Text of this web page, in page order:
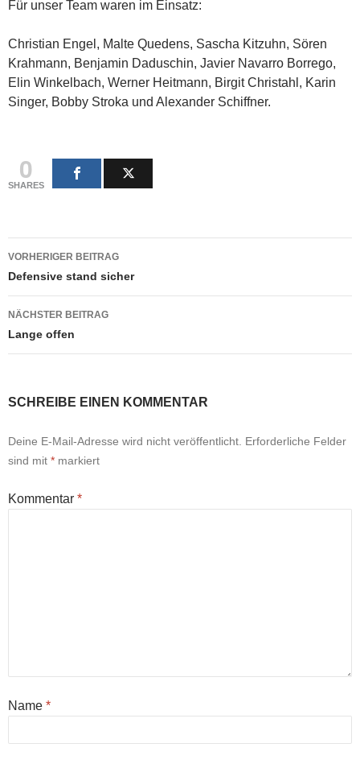
Für unser Team waren im Einsatz:
Christian Engel, Malte Quedens, Sascha Kitzuhn, Sören
Krahmann, Benjamin Daduschin, Javier Navarro Borrego,
Elin Winkelbach, Werner Heitmann, Birgit Christahl, Karin
Singer, Bobby Stroka und Alexander Schiffner.
0
SHARES
Beitragsnavigation
VORHERIGER BEITRAG
Defensive stand sicher
NÄCHSTER BEITRAG
Lange offen
SCHREIBE EINEN KOMMENTAR
Deine E-Mail-Adresse wird nicht veröffentlicht. Erforderliche Felder
sind mit * markiert
Kommentar *
Name *